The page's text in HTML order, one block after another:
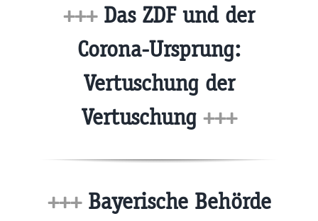
+++Das ZDF und der
Corona-Ursprung:
Vertuschung der
Vertuschung +++
+++Bayerische Behörde